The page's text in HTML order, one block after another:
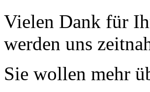
Vielen Dank für
werden uns
Sie wollen mehr